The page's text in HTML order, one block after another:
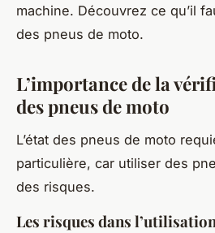
machine. Découvrez ce qu’il
des pneus de moto.
L’importance de la
des pneus de moto
L’état des pneus de moto
particulière, car utiliser des
des risques.
Les risques dans